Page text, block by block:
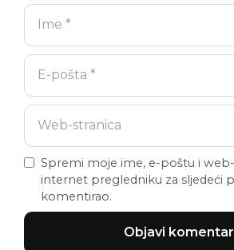
Spremi moje ime, e-poštu i
internet pregledniku za sljedeći
komentirao.